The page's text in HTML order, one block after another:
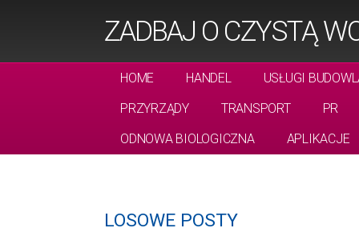
ZADBAJ O CZYSTĄ
HOME HANDEL
USŁUGI
PRZYRZĄDY
TRANSPORT
PR
ODNOWA BIOLOGICZNA
APLIKACJE
LOSOWE POSTY